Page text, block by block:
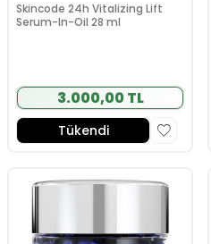
Skincode 24h Vitalizing Lift
Serum-In-Oil 28 ml
3.000,00 TL
Tükendi